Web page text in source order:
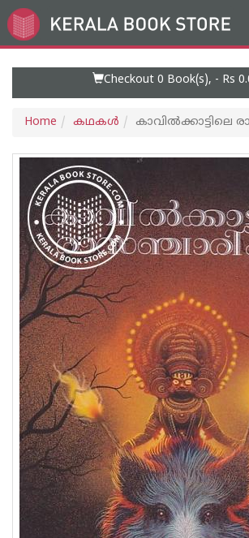
Go
to
Checkout 0 Book(s), - Rs
Home കഥകള്‍ കാവിൽക്കാട്ടിലെ